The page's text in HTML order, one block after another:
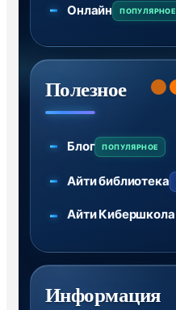
Онлайн ПОПУЛЯРНОЕ
Полезное
Блог ПОПУЛЯРНОЕ
Айти библиотека
Айти Кибершкола
Информация